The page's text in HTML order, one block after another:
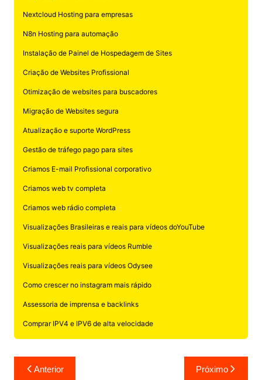
Nextcloud Hosting para empresas
N8n Hosting para automação
Instalação de Painel de Hospedagem de Sites
Criação de Websites Profissional
Otimização de websites para buscadores
Migração de Websites segura
Atualização e suporte WordPress
Gestão de tráfego pago para sites
Criamos E-mail Profissional corporativo
Criamos web tv completa
Criamos web rádio completa
Visualizações Brasileiras e reais para vídeos doYouTube
Visualizações reais para vídeos Rumble
Visualizações reais para vídeos Odysee
Como crescer no instagram mais rápido
Assessoria de imprensa e backlinks
Comprar IPV4 e IPV6 de alta velocidade
Navegação
Anterior Próximo